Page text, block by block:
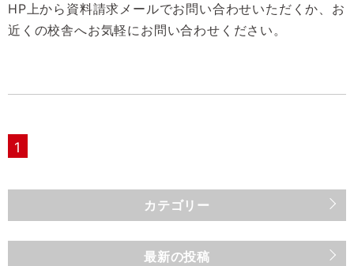
HP上から資料請求メールでお問い合わせいただくか、お
近くの校舎へお気軽にお問い合わせください。
1
カテゴリー
最新の投稿